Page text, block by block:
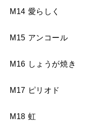
M14 愛らしく
M15 アンコール
M16 しょうが焼き
M17 ピリオド
M18 虹